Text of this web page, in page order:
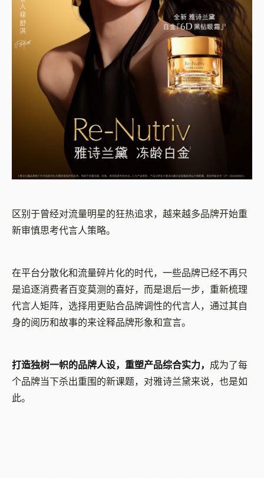
区别于曾经对流量明星的狂热追求，越来越多品牌开始重
新审慎思考代言人策略。
在平台分散化和流量碎片化的时代，一些品牌已经不再只
是追逐消费者百变莫测的喜好，而是退后一步，重新梳理
代言人矩阵，选择用更贴合品牌调性的代言人，通过其自
身的阅历和故事的来诠释品牌形象和宣言。
打造独树一帜的品牌人设，重塑产品综合实力， 成为了每
个品牌当下杀出重围的新课题，对雅诗兰黛来说，也是如
此。